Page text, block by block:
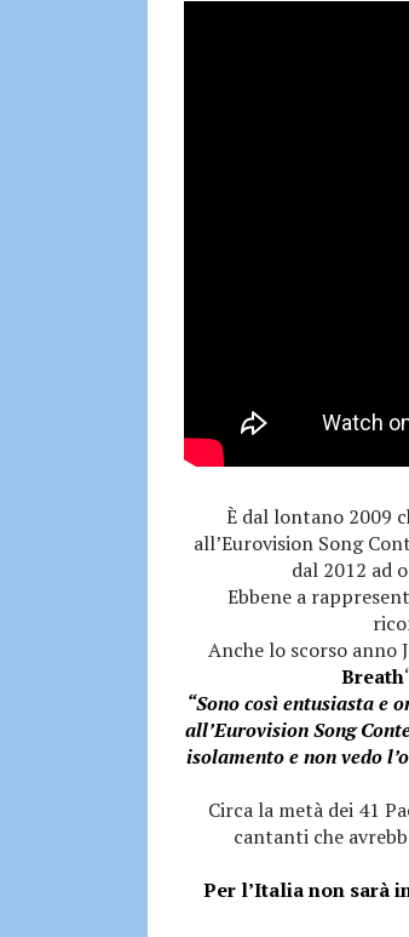
È dal lontano 2009
all’Eurovision Song
dal 2012 ad
Ebbene a
Anche lo scorso anno
Breath
“Sono così entusiasta e
all’Eurovision Song
isolamento e non vedo
Circa la metà dei 41
cantanti che
Per l’Italia non sarà